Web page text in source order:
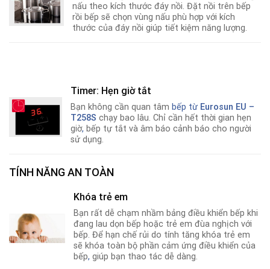
nấu theo kích thước đáy nồi. Đặt nồi trên bếp
rồi bếp sẽ chọn vùng nấu phù hợp với kích
thước của đáy nồi giúp tiết kiệm năng lượng.
Timer: Hẹn giờ tắt
Bạn không cần quan tâm bếp từ Eurosun EU –
T258S chạy bao lâu. Chỉ cần hết thời gian hẹn
giờ, bếp tự tắt và âm báo cảnh báo cho người
sử dụng.
TÍNH NĂNG AN TOÀN
Khóa trẻ em
Bạn rất dễ chạm nhầm bảng điều khiển bếp khi
đang lau dọn bếp hoặc trẻ em đùa nghịch với
bếp. Để hạn chế rủi do tính tăng khóa trẻ em
sẽ khóa toàn bộ phần cảm ứng điều khiển của
bếp, giúp bạn thao tác dễ dàng.